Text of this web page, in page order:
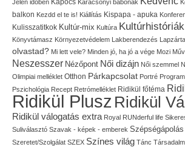
Jelen időben Karácsonyi babonák
balkon Kezdd el te is! Kiállítás Kispapa - apuka
Kulisszatitkok Kultúr-mix Kultúra Kultúrhistóriák
Könyvtámasz Környezetvédelem Lakberendezés Lapzárta
olvastad? Mi lett vele? Minden jó, ha jó a vége Mozi
Neszesszer Nézőpont Női dizájn Női szemmel
Olimpiai melléklet Otthon Párkapcsolat Portré
Pszichológia Recept Retrómelléklet Ridikül főtéma
Ridikül Plusz Ridikül
Ridikül válogatás extra Royal RUNderful life
Suliválasztó Szavak - képek - emberek Szépségápolás
Szeretet/Szolgálat SZEX Színes világ Tánc